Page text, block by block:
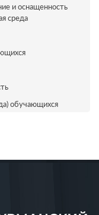
и оснащенность
среда
обучающихся